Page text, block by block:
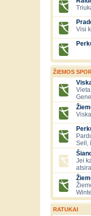
Visi
ŽIEMOS
Sell,
Jei
RATUKAI